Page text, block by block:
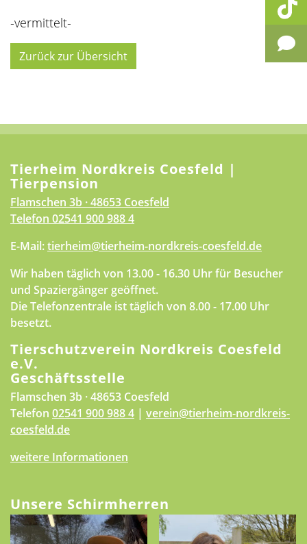
-vermittelt-
Zurück zur Übersicht
Tierheim Nordkreis Coesfeld |
Tierpension
Flamschen 3b · 48653 Coesfeld
Telefon 02541 900 988 4
E-Mail:tierheim@tierheim-nordkreis-coesfeld.de
Wir haben täglich von 13.00 - 16.30 Uhr für Besucher
und Spaziergänger geöffnet.
Die Telefonzentrale ist täglich von 8.00 - 17.00 Uhr
besetzt.
Tierschutzverein Nordkreis Coesfeld
e.V.
Geschäftsstelle
Flamschen 3b · 48653 Coesfeld
Telefon 02541 900 988 4 | verein@tierheim-nordkreis-
coesfeld.de
weitere Informationen
Unsere Schirmherren